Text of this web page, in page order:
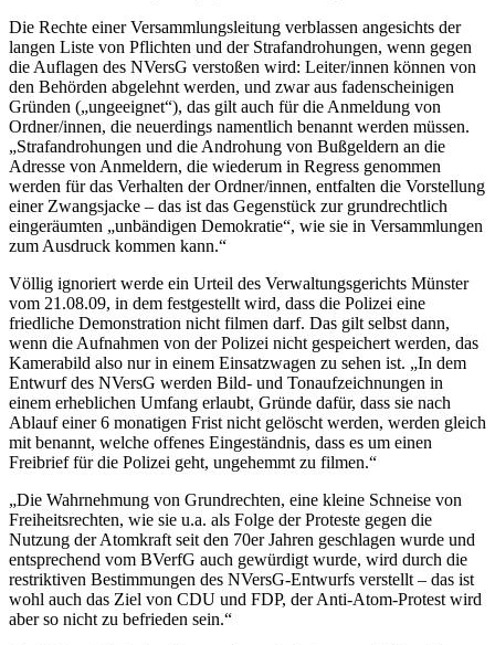
Die Rechte einer Versammlungsleitung verblassen angesichts der
langen Liste von Pflichten und der Strafandrohungen, wenn gegen
die Auflagen des NVersG verstoßen wird: Leiter/innen können von
den Behörden abgelehnt werden, und zwar aus fadenscheinigen
Gründen („ungeeignet“), das gilt auch für die Anmeldung von
Ordner/innen, die neuerdings namentlich benannt werden müssen.
„Strafandrohungen und die Androhung von Bußgeldern an die
Adresse von Anmeldern, die wiederum in Regress genommen
werden für das Verhalten der Ordner/innen, entfalten die Vorstellung
einer Zwangsjacke – das ist das Gegenstück zur grundrechtlich
eingeräumten „unbändigen Demokratie“, wie sie in Versammlungen
zum Ausdruck kommen kann.“
Völlig ignoriert werde ein Urteil des Verwaltungsgerichts Münster
vom 21.08.09, in dem festgestellt wird, dass die Polizei eine
friedliche Demonstration nicht filmen darf. Das gilt selbst dann,
wenn die Aufnahmen von der Polizei nicht gespeichert werden, das
Kamerabild also nur in einem Einsatzwagen zu sehen ist. „In dem
Entwurf des NVersG werden Bild- und Tonaufzeichnungen in
einem erheblichen Umfang erlaubt, Gründe dafür, dass sie nach
Ablauf einer 6 monatigen Frist nicht gelöscht werden, werden gleich
mit benannt, welche offenes Eingeständnis, dass es um einen
Freibrief für die Polizei geht, ungehemmt zu filmen.“
„Die Wahrnehmung von Grundrechten, eine kleine Schneise von
Freiheitsrechten, wie sie u.a. als Folge der Proteste gegen die
Nutzung der Atomkraft seit den 70er Jahren geschlagen wurde und
entsprechend vom BVerfG auch gewürdigt wurde, wird durch die
restriktiven Bestimmungen des NVersG-Entwurfs verstellt – das ist
wohl auch das Ziel von CDU und FDP, der Anti-Atom-Protest wird
aber so nicht zu befrieden sein.“